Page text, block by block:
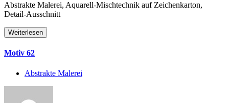
Abstrakte Malerei, Aquarell-Mischtechnik auf Zeichenkarton,
Detail-Ausschnitt
Weiterlesen
Motiv 62
Abstrakte Malerei